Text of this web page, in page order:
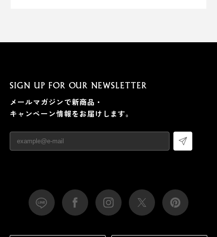
SIGN UP FOR OUR NEWSLETTER
メールマガジンで新商品・
キャンペーン情報をお届けします。